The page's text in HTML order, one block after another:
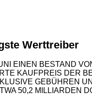
Werttreiber
EINEN BESTAND
KAUFPREIS DER
GEBÜHREN
50,2 MILLIARDEN